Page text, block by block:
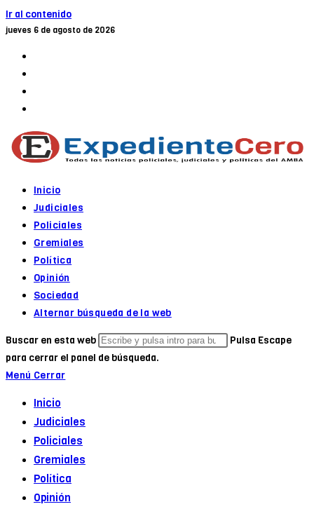
Ir al contenido
jueves 6 de agosto de 2026
Inicio
Judiciales
Policiales
Gremiales
Política
Opinión
Sociedad
Alternar búsqueda de la web
Buscar en esta web
Pulsa Escape
para cerrar el panel de búsqueda.
Menú Cerrar
Inicio
Judiciales
Policiales
Gremiales
Política
Opinión